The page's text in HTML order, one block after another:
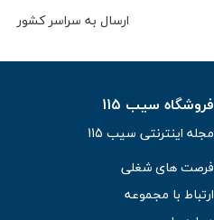
ارسال به سراسر کشور
فروشگاه سیب 115
مجله اینترنتی سیب 115
فرصت های شغلی
ارتباط با مجموعه